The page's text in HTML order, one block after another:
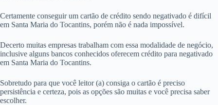
Certamente conseguir um cartão de crédito sendo negativado é difícil
em Santa Maria do Tocantins, porém não é nada impossível.
Decerto muitas empresas trabalham com essa modalidade de negócio,
inclusive alguns bancos conhecidos oferecem crédito para negativado
em Santa Maria do Tocantins.
Sobretudo para que você leitor (a) consiga o cartão é preciso
persistência e certeza, pois as opções são muitas e você precisa saber
escolher.